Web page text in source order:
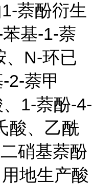
萘酚衍生
基-1-萘
、N-环已
2-萘甲
1-萘酚-4-
酸、乙酰
硝基萘酚
地生产酸